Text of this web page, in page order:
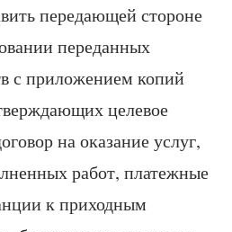
передающей стороне
переданных
с приложением копий
целевое
на оказание услуг,
работ, платежные
к приходным